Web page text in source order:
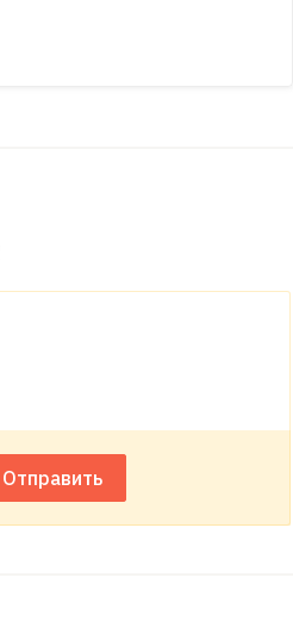
Отправить